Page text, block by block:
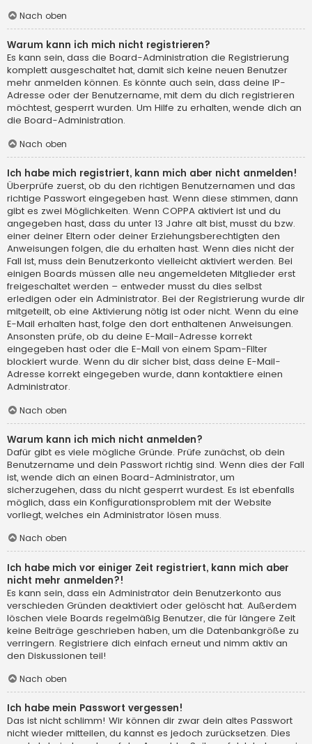
Nach oben
Warum kann ich mich nicht registrieren?
Es kann sein, dass die Board-Administration die Registrierung
komplett ausgeschaltet hat, damit sich keine neuen Benutzer
mehr anmelden können. Es könnte auch sein, dass deine IP-
Adresse oder der Benutzername, mit dem du dich registrieren
möchtest, gesperrt wurden. Um Hilfe zu erhalten, wende dich an
die Board-Administration.
Nach oben
Ich habe mich registriert, kann mich aber nicht anmelden!
Überprüfe zuerst, ob du den richtigen Benutzernamen und das
richtige Passwort eingegeben hast. Wenn diese stimmen, dann
gibt es zwei Möglichkeiten. Wenn COPPA aktiviert ist und du
angegeben hast, dass du unter 13 Jahre alt bist, musst du bzw.
einer deiner Eltern oder deiner Erziehungsberechtigten den
Anweisungen folgen, die du erhalten hast. Wenn dies nicht der
Fall ist, muss dein Benutzerkonto vielleicht aktiviert werden. Bei
einigen Boards müssen alle neu angemeldeten Mitglieder erst
freigeschaltet werden – entweder musst du dies selbst
erledigen oder ein Administrator. Bei der Registrierung wurde dir
mitgeteilt, ob eine Aktivierung nötig ist oder nicht. Wenn du eine
E-Mail erhalten hast, folge den dort enthaltenen Anweisungen.
Ansonsten prüfe, ob du deine E-Mail-Adresse korrekt
eingegeben hast oder die E-Mail von einem Spam-Filter
blockiert wurde. Wenn du dir sicher bist, dass deine E-Mail-
Adresse korrekt eingegeben wurde, dann kontaktiere einen
Administrator.
Nach oben
Warum kann ich mich nicht anmelden?
Dafür gibt es viele mögliche Gründe. Prüfe zunächst, ob dein
Benutzername und dein Passwort richtig sind. Wenn dies der Fall
ist, wende dich an einen Board-Administrator, um
sicherzugehen, dass du nicht gesperrt wurdest. Es ist ebenfalls
möglich, dass ein Konfigurationsproblem mit der Website
vorliegt, welches ein Administrator lösen muss.
Nach oben
Ich habe mich vor einiger Zeit registriert, kann mich aber
nicht mehr anmelden?!
Es kann sein, dass ein Administrator dein Benutzerkonto aus
verschieden Gründen deaktiviert oder gelöscht hat. Außerdem
löschen viele Boards regelmäßig Benutzer, die für längere Zeit
keine Beiträge geschrieben haben, um die Datenbankgröße zu
verringern. Registriere dich einfach erneut und nimm aktiv an
den Diskussionen teil!
Nach oben
Ich habe mein Passwort vergessen!
Das ist nicht schlimm! Wir können dir zwar dein altes Passwort
nicht wieder mitteilen, du kannst es jedoch zurücksetzen. Dies